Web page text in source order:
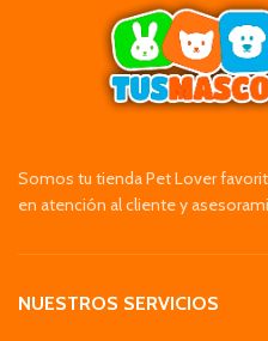
Somos tu tienda Pet Lover
en atención al cliente y
NUESTROS SERVICIOS